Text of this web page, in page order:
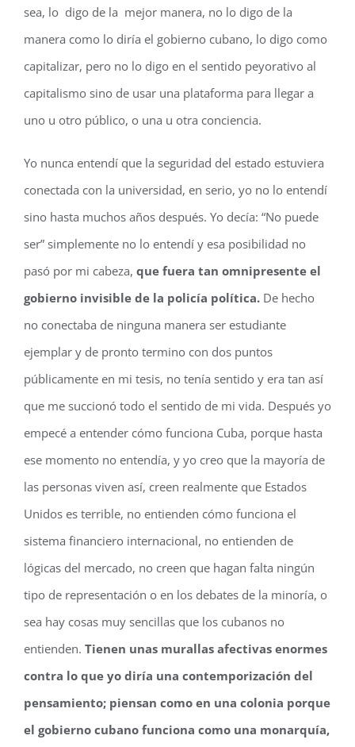
sea, lo digo de la mejor manera, no lo digo de la
manera como lo diría el gobierno cubano, lo digo como
capitalizar, pero no lo digo en el sentido peyorativo al
capitalismo sino de usar una plataforma para llegar a
uno u otro público, o una u otra conciencia.
Yo nunca entendí que la seguridad del estado estuviera
conectada con la universidad, en serio, yo no lo entendí
sino hasta muchos años después. Yo decía: “No puede
ser” simplemente no lo entendí y esa posibilidad no
pasó por mi cabeza, que fuera tan omnipresente el
gobierno invisible de la policía política. De hecho
no conectaba de ninguna manera ser estudiante
ejemplar y de pronto termino con dos puntos
públicamente en mi tesis, no tenía sentido y era tan así
que me succionó todo el sentido de mi vida. Después yo
empecé a entender cómo funciona Cuba, porque hasta
ese momento no entendía, y yo creo que la mayoría de
las personas viven así, creen realmente que Estados
Unidos es terrible, no entienden cómo funciona el
sistema financiero internacional, no entienden de
lógicas del mercado, no creen que hagan falta ningún
tipo de representación o en los debates de la minoría, o
sea hay cosas muy sencillas que los cubanos no
entienden. Tienen unas murallas afectivas enormes
contra lo que yo diría una contemporización del
pensamiento; piensan como en una colonia porque
el gobierno cubano funciona como una monarquía,